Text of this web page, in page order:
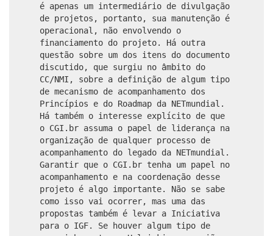
é apenas um intermediário de divulgação
de projetos, portanto, sua manutenção é
operacional, não envolvendo o
financiamento do projeto. Há outra
questão sobre um dos itens do documento
discutido, que surgiu no âmbito do
CC/NMI, sobre a definição de algum tipo
de mecanismo de acompanhamento dos
Princípios e do Roadmap da NETmundial.
Há também o interesse explícito de que
o CGI.br assuma o papel de liderança na
organização de qualquer processo de
acompanhamento do legado da NETmundial.
Garantir que o CGI.br tenha um papel no
acompanhamento e na coordenação desse
projeto é algo importante. Não se sabe
como isso vai ocorrer, mas uma das
propostas também é levar a Iniciativa
para o IGF. Se houver algum tipo de